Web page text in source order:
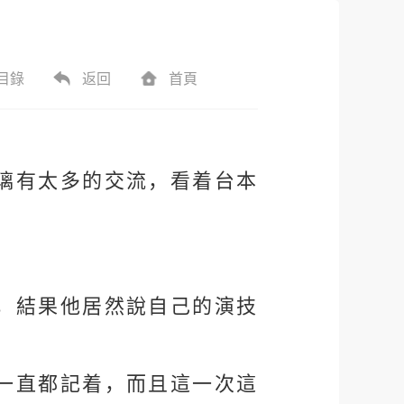
錄 返回 首頁
有太多的交流，看着台本
結果他居然說自己的演技
直都記着，而且這一次這